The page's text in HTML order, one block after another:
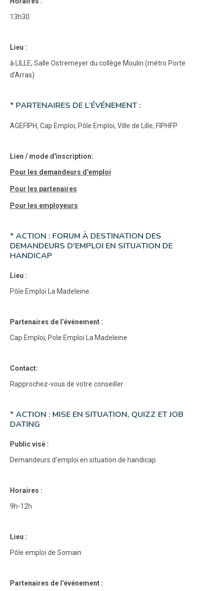
13h30
Lieu :
à LILLE, Salle Ostremeyer du collège Moulin (métro Porte
d’Arras)
* PARTENAIRES DE L’ÉVÉNEMENT :
AGEFIPH, Cap Emploi, Pôle Emploi, Ville de Lille, FIPHFP
Lien / mode d'inscription:
Pour les demandeurs d'emploi
Pour les partenaires
Pour les employeurs
* ACTION : FORUM À DESTINATION DES
DEMANDEURS D'EMPLOI EN SITUATION DE
HANDICAP
Lieu :
Pôle Emploi La Madeleine.
Partenaires de l’événement :
Cap Emploi, Pole Emploi La Madeleine
Contact:
Rapprochez-vous de votre conseiller
* ACTION : MISE EN SITUATION, QUIZZ ET JOB
DATING
Public visé :
Demandeurs d'emploi en situation de handicap
Horaires :
9h-12h
Lieu :
Pôle emploi de Somain
Partenaires de l’événement :